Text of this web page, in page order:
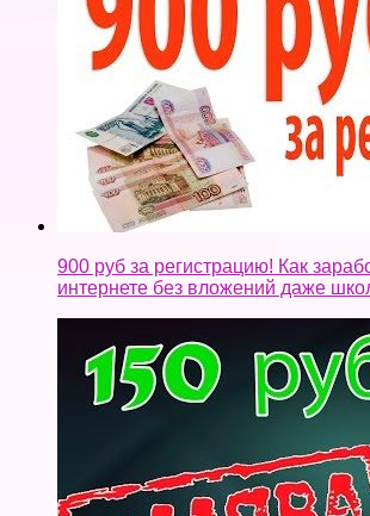
900 руб за регистрацию! Как
интернете без вложений даже